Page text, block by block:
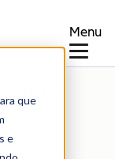
que
e
Menu